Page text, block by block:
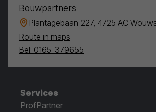
Bouwpartners
Plantagebaan 227, 4725 AC
Route in maps
Bel: 0165-379655
Services
ProfPartner